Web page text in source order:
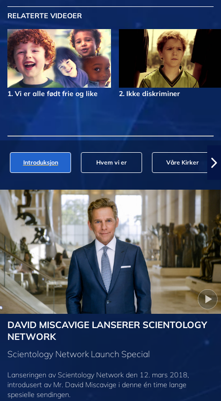
RELATERTE VIDEOER
1. Vi er alle født frie og like 2. Ikke diskriminer
Introduksjon Hvem vi er Våre Kirker
DAVID MISCAVIGE LANSERER SCIENTOLOGY
NETWORK
Scientology Network Launch Special
Lanseringen av Scientology Network den 12. mars 2018,
introdusert av Mr. David Miscavige i denne én time lange
spesielle sendingen.